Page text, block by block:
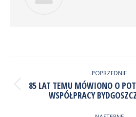
WPISÓW
POPRZEDNIE
wpis:
85 LAT TEMU MÓWIONO O
WSPÓŁPRACY